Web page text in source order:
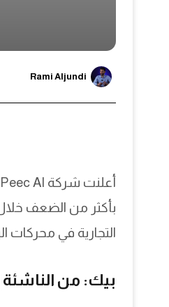
Rami Aljundi
بأكثر من الضعف
التجارية في محركات
بيك: من الناشئة